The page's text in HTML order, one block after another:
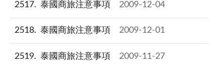
2517 泰國商旅注意事項 2009-12-04
2518 泰國商旅注意事項 2009-12-01
2519 泰國商旅注意事項 2009-11-27